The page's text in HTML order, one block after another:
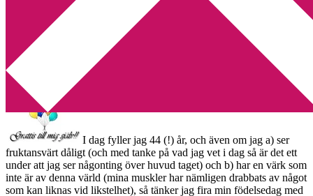
You are here:Home Personligt /I dag fyller jag år! [Tävling]
I dag fyller jag år! [Tävling]
2012-09-12 Annika
I dag fyller jag 44 (!) år, och även om jag a) ser
fruktansvärt dåligt (och med tanke på vad jag vet i dag så är det ett
under att jag ser någonting över huvud taget) och b) har en värk som
inte är av denna värld (mina muskler har nämligen drabbats av något
som kan liknas vid likstelhet), så tänker jag fira min födelsedag med